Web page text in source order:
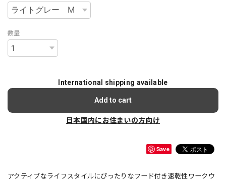
数量
International shipping available
Add to cart
日本国内にお住まいの方向け
Save
アクティブなライフスタイルにぴったりなフード付き速乾性ワークウ